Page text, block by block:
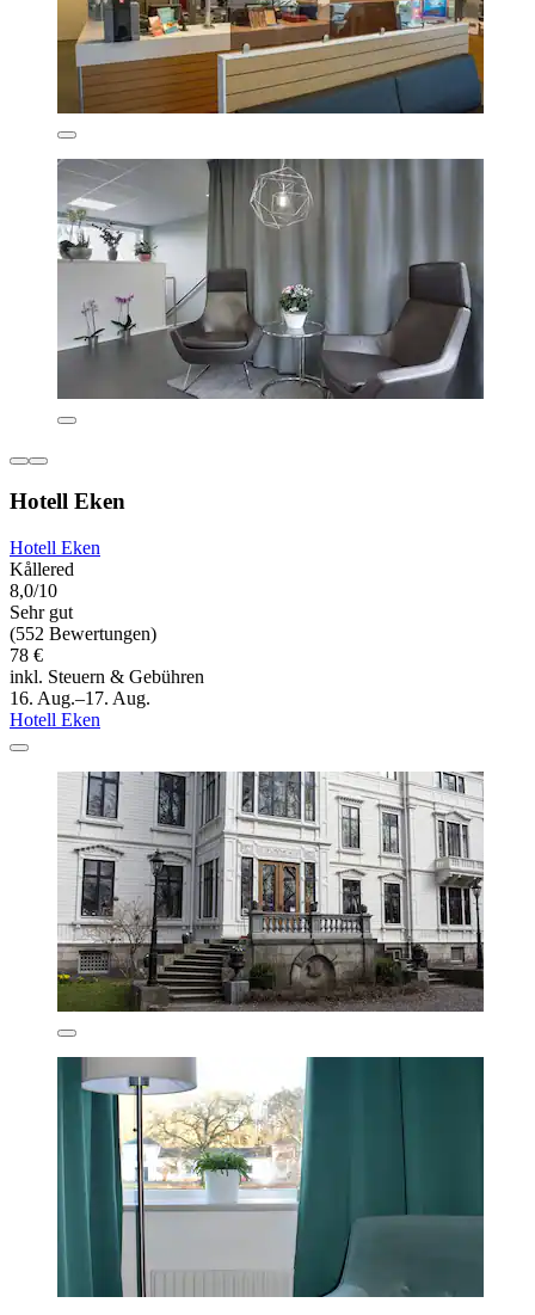
Hotell Eken
Hotell Eken
Kållered
8,0/10
Sehr gut
(552 Bewertungen)
78 €
inkl. Steuern & Gebühren
16. Aug.–17. Aug.
Hotell Eken